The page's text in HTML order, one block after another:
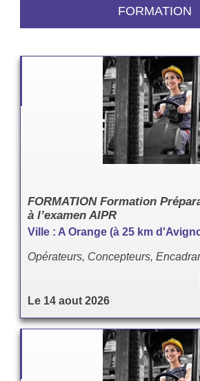
FORMATION
FORMATION Formation
à l’examen AIPR
Ville : A Orange (à 25 km
Opérateurs, Concepteurs,
Le 14 aout 2026